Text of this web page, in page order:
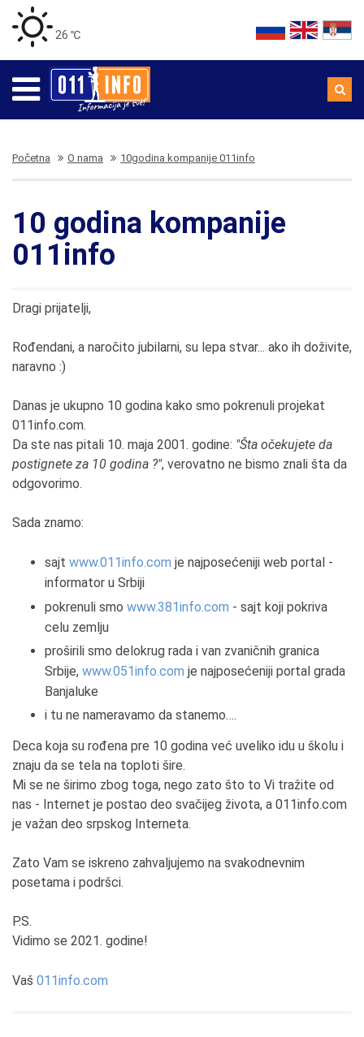
26 ℃
Početna O nama 10godina kompanije 011info
10 godina kompanije
011info
Dragi prijatelji,
Rođendani, a naročito jubilarni, su lepa stvar... ako ih doživite,
naravno :)
Danas je ukupno 10 godina kako smo pokrenuli projekat
011info.com.
Da ste nas pitali 10. maja 2001. godine: "Šta očekujete da
postignete za 10 godina ?", verovatno ne bismo znali šta da
odgovorimo.
Sada znamo:
sajt www.011info.com je najposećeniji web portal -
informator u Srbiji
pokrenuli smo www.381info.com - sajt koji pokriva
celu zemlju
proširili smo delokrug rada i van zvaničnih granica
Srbije, www.051info.com je najposećeniji portal grada
Banjaluke
i tu ne nameravamo da stanemo….
Deca koja su rođena pre 10 godina već uveliko idu u školu i
znaju da se tela na toploti šire.
Mi se ne širimo zbog toga, nego zato što to Vi tražite od
nas - Internet je postao deo svačijeg života, a 011info.com
je važan deo srpskog Interneta.
Zato Vam se iskreno zahvaljujemo na svakodnevnim
posetama i podršci.
P.S.
Vidimo se 2021. godine!
Vaš 011info.com